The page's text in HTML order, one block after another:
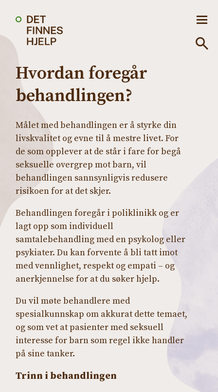
Hvordan foregår
behandlingen?
Målet med behandlingen er å styrke din
livskvalitet og evne til å mestre livet. For
de som opplever at de står i fare for begå
seksuelle overgrep mot barn, vil
behandlingen sannsynligvis redusere
risikoen for at det skjer.
Behandlingen foregår i poliklinikk og er
lagt opp som individuell
samtalebehandling med en psykolog eller
psykiater. Du kan forvente å bli tatt imot
med vennlighet, respekt og empati – og
anerkjennelse for at du søker hjelp.
Du vil møte behandlere med
spesialkunnskap om akkurat dette temaet,
og som vet at pasienter med seksuell
interesse for barn som regel ikke handler
på sine tanker.
Trinn i behandlingen